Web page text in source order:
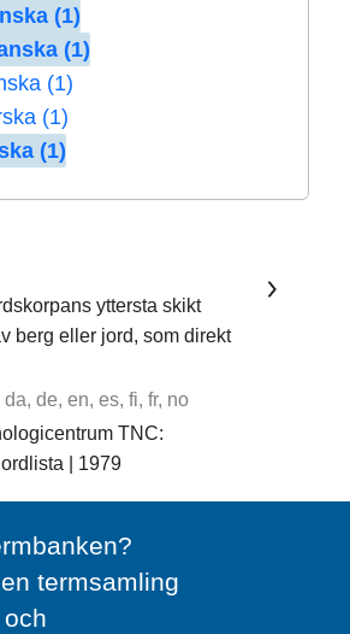
(1)
(1)
(1)
(1)
(1)
yttersta skikt
berg eller jord, som direkt
da, de, en, es, fi, fr, no
TNC:
| 1979
termsamling